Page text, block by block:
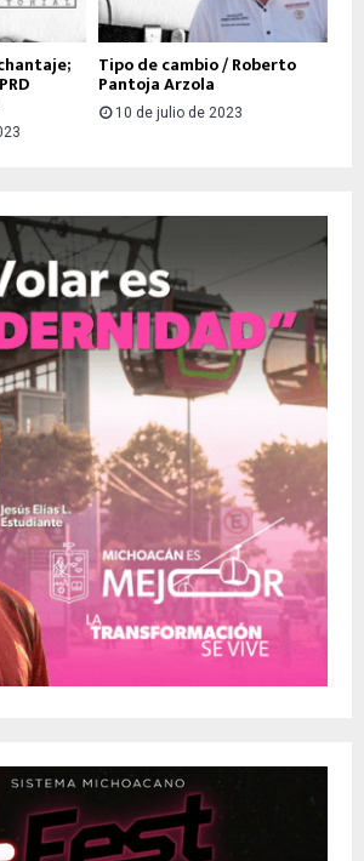
Tipo de cambio / Roberto
Pantoja Arzola
10 de julio de 2023